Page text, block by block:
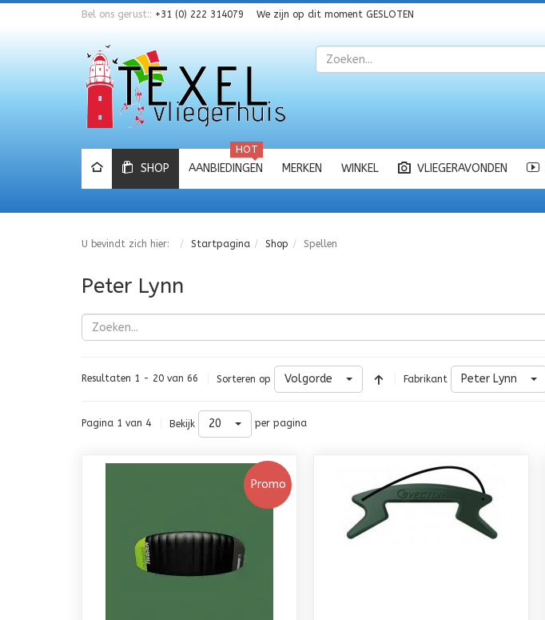
Bel ons gerust:: +31 (0) 222 314079 We zijn op dit moment GESLOTEN
Zoeken
SHOP AANBIEDINGEN
HOT
MERKEN WINKEL VLIEGERAVONDEN
U bevindt zich hier: Startpagina Shop Spellen
Peter Lynn
Resultaten 1 - 20 van 66 Sorteren op Volgorde Fabrikant Peter Lynn
Pagina 1 van 4 Bekijk 20 per pagina
Promo